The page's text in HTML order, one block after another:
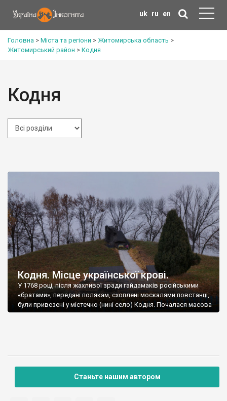
uk ru en
Головна > Міста та регіони > Житомирська область >
Житомирський район > Кодня
Кодня
Кодня. Місце української крові.
У 1768 році, після жахливої зради гайдамаків російськими
«братами», передані полякам, схоплені москалями повстанці,
були привезені у містечко (нині село) Кодня. Почалася масова
розправа.
Станьте нашим автором